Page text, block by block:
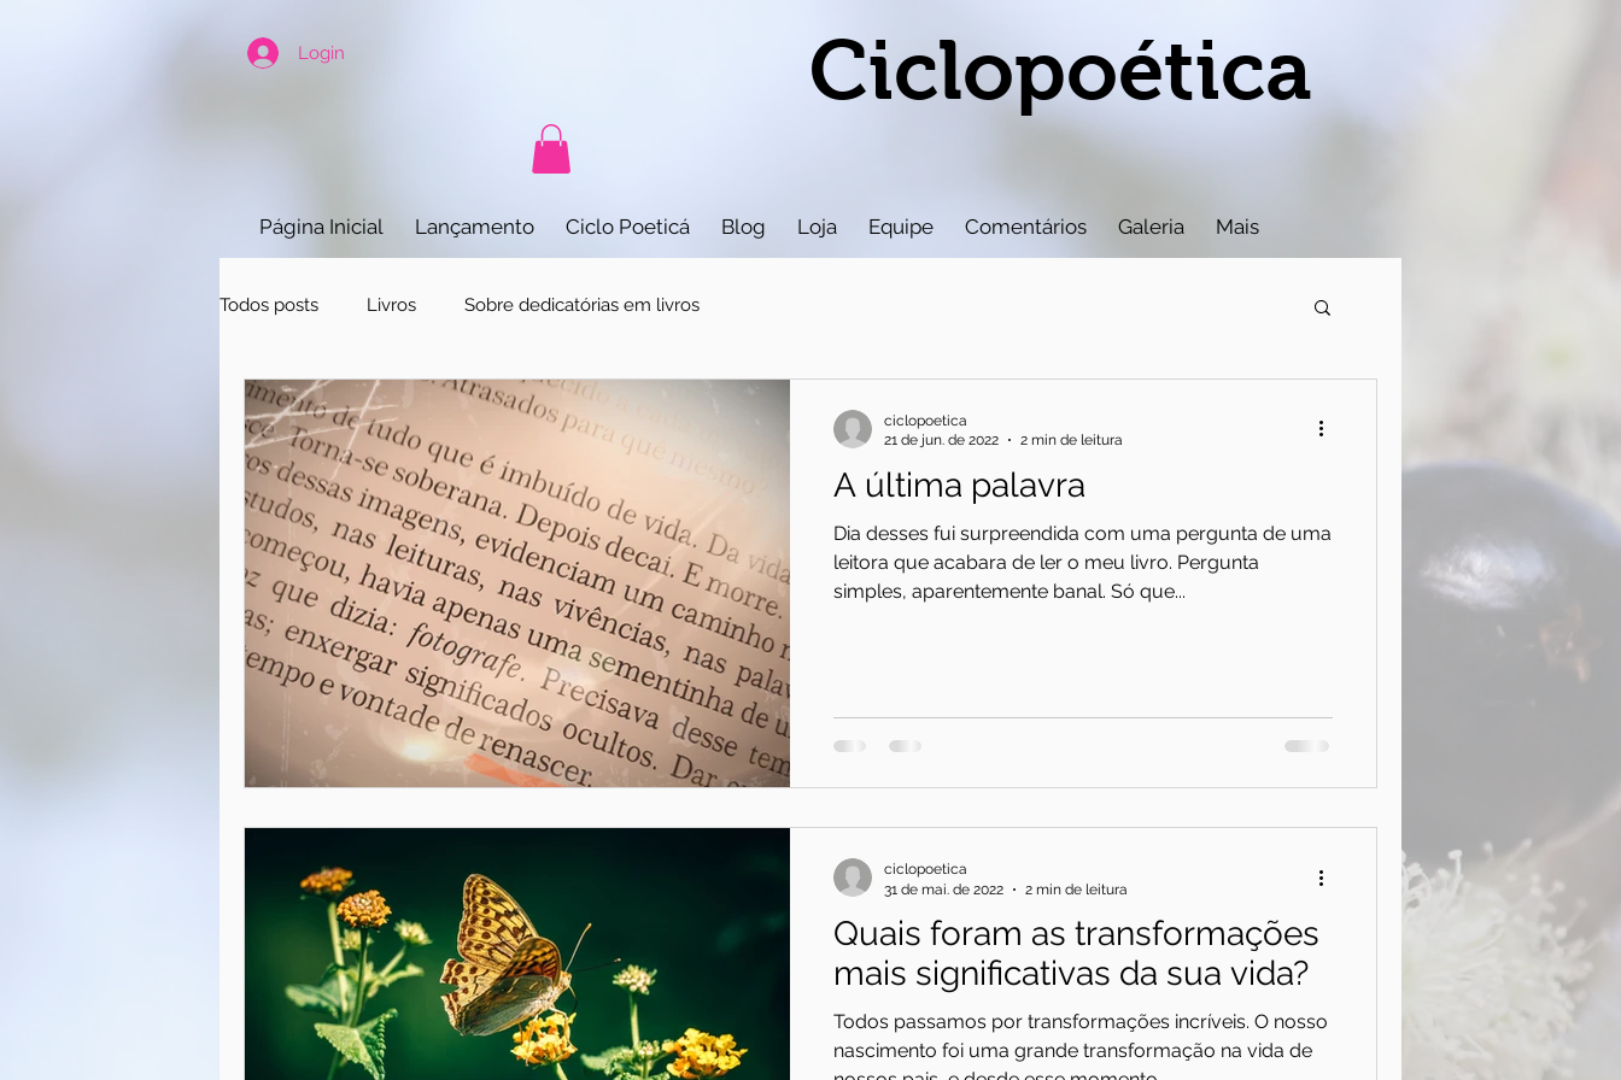
Login Ciclopoética
Página Inicial Lançamento Ciclo Poeticá Blog Loja Equipe Comentários Galeria Mais
Todos posts Livros Sobre dedicatórias em livros
A última palavra
Dia desses fui surpreendida com uma pergunta de uma
leitora que acabara de ler o meu livro. Pergunta
simples, aparentemente banal. Só que...
ciclopoetica
21 de jun. de 2022
2 min de leitura
Quais foram as transformações
mais significativas da sua vida?
Todos passamos por transformações incríveis. O nosso
nascimento foi uma grande transformação na vida de
ciclopoetica
31 de mai. de 2022
2 min de leitura